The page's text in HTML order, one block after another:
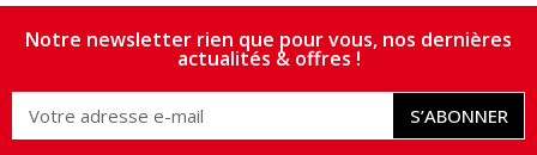
Notre newsletter rien que pour vous, nos dernières
actualités & offres !
S’ABONNER